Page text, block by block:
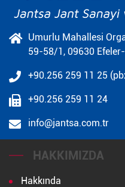
Umurlu Mahallesi
59-58/1, 09630
+90.256 259 11 25
+90.256 259 11 24
info@jantsa.com.tr
HAKKIMIZDA
Hakkında